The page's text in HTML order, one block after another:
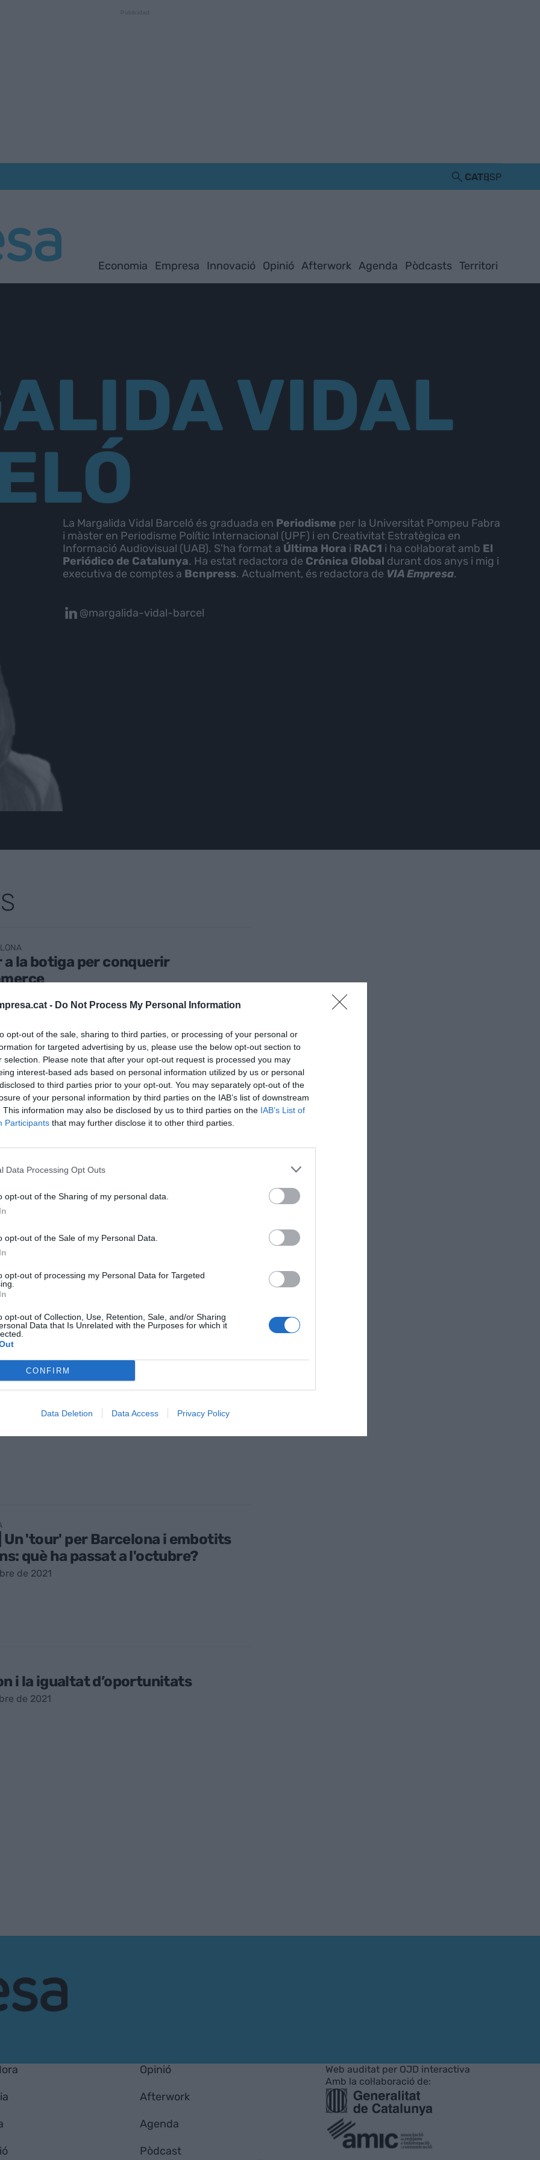
- Do Not Process My Personal Information
opt-out of the sale, sharing to third parties, or processing of your personal or
for targeted advertising by us, please use the below opt-out section to
selection. Please note that after your opt-out request is processed you may
interest-based ads based on personal information utilized by us or personal
to third parties prior to your opt-out. You may separately opt-out of the
of your personal information by third parties on the IAB’s list of downstream
This information may also be disclosed by us to third parties on the IAB’s List of
Participants that may further disclose it to other third parties.
Data Processing Opt Outs
opt-out of the Sharing of my personal data.
opt-out of the Sale of my Personal Data.
opt-out of processing my Personal Data for Targeted
opt-out of Collection, Use, Retention, Sale, and/or Sharing
Data that Is Unrelated with the Purposes for which it
CONFIRM
Data Deletion Data Access Privacy Policy
CATESP
Economia Empresa Innovació Opinió Afterwork Agenda Pòdcasts Territori
VIDAL
La Margalida Vidal Barceló és graduada en Periodisme per la Universitat Pompeu Fabra
i màster en Periodisme Polític Internacional (UPF) i en Creativitat Estratègica en
Informació Audiovisual (UAB). S'ha format a Última Hora i RAC1 i ha col·laborat amb El
Periódico de Catalunya. Ha estat redactora de Crónica Global durant dos anys i mig i
executiva de comptes a Bcnpress. Actualment, és redactora de VIA Empresa.
@margalida-vidal-barcel
a la botiga per conquerir
per als ciutadans o per als
porcs nans catalans per a la
de 2021
de 2021
Un 'tour' per Barcelona i embotits
què ha passat a l'octubre?
de 2021
i la igualtat d’oportunitats
de 2021
Opinió
Afterwork
Agenda
Pòdcast
Web auditat per OJD interactiva
Amb la col·laboració de: